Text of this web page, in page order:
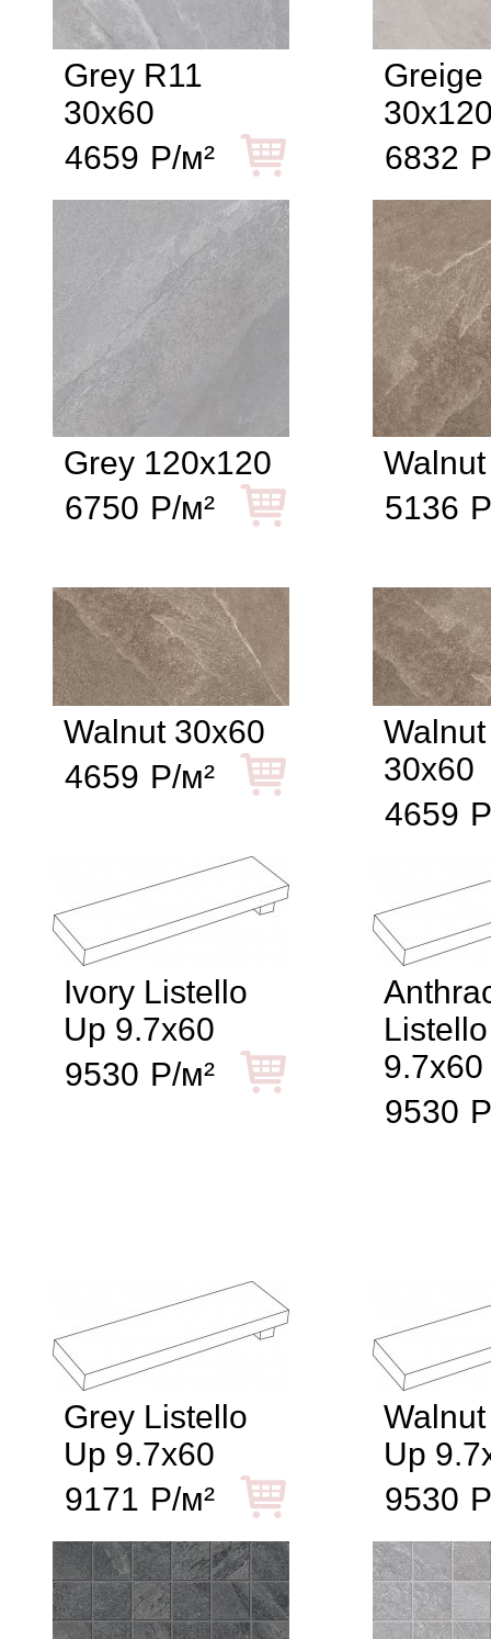
Grey R11
30x60
4659 Р/м²
Greige
6832
Grey 120x120
6750 Р/м²
5136
Walnut 30x60
4659 Р/м²
30x60
4659
Ivory Listello
Up 9.7x60
9530 Р/м²
9.7x60
9530
Grey Listello
Up 9.7x60
9171 Р/м²
Up
9530